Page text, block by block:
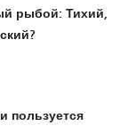
рыбой: Тихий,
пользуется